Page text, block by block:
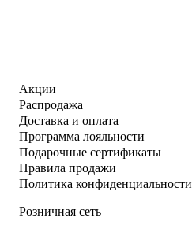
Акции
Распродажа
Доставка и оплата
Программа лояльности
Подарочные сертификаты
Правила продажи
Политика конфиденциальности
Розничная сеть